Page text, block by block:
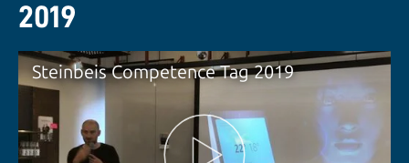
2019
Steinbeis Competence Tag 2019